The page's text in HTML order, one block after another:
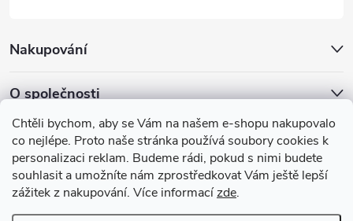
Chtěli bychom, aby se Vám na našem e-shopu nakupovalo
co nejlépe. Proto naše stránka používá soubory cookies k
personalizaci reklam. Budeme rádi, pokud s nimi budete
souhlasit a umožníte nám zprostředkovat Vám ještě lepší
zážitek z nakupování. Více informacízde.
u
Nakupování
O společnosti
Facebook
Užitečné informace